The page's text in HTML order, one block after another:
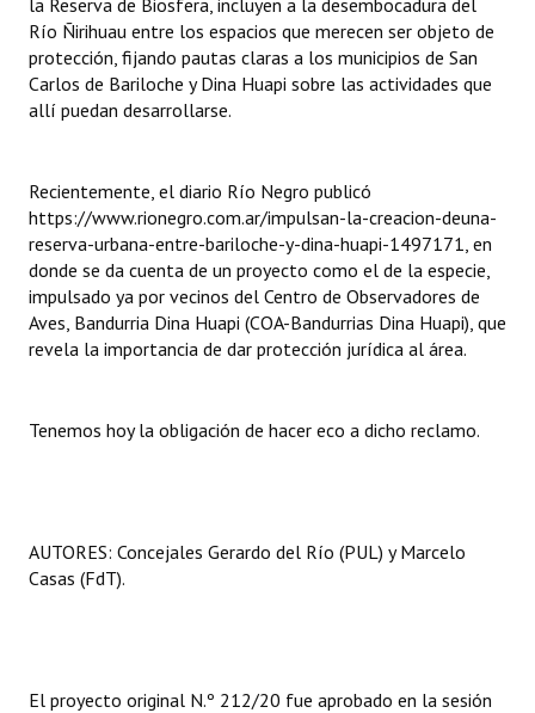
la Reserva de Biosfera, incluyen a la desembocadura del
Río Ñirihuau entre los espacios que merecen ser objeto de
protección, fijando pautas claras a los municipios de San
Carlos de Bariloche y Dina Huapi sobre las actividades que
allí puedan desarrollarse.
Recientemente, el diario Río Negro publicó
https://www.rionegro.com.ar/impulsan-la-creacion-deuna-
reserva-urbana-entre-bariloche-y-dina-huapi-1497171, en
donde se da cuenta de un proyecto como el de la especie,
impulsado ya por vecinos del Centro de Observadores de
Aves, Bandurria Dina Huapi (COA-Bandurrias Dina Huapi), que
revela la importancia de dar protección jurídica al área.
Tenemos hoy la obligación de hacer eco a dicho reclamo.
AUTORES: Concejales Gerardo del Río (PUL) y Marcelo
Casas (FdT).
El proyecto original N.º 212/20 fue aprobado en la sesión